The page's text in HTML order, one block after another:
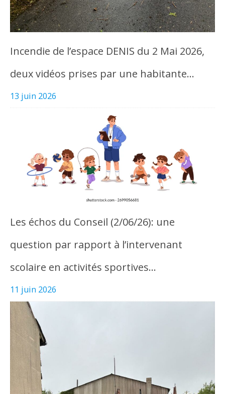
Incendie de l’espace DENIS du 2 Mai 2026,
deux vidéos prises par une habitante…
13 juin 2026
Les échos du Conseil (2/06/26): une
question par rapport à l’intervenant
scolaire en activités sportives…
11 juin 2026